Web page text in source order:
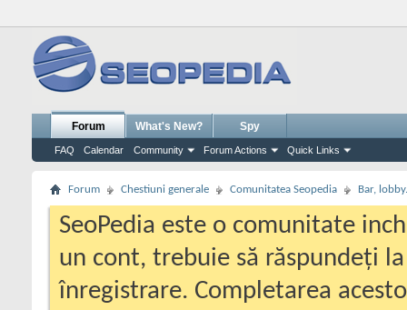
Forum
FAQ Calendar Community Forum Actions Quick Links
What's New? Spy
Forum Chestiuni generale Comunitatea Seopedia Bar,
SeoPedia este o comunitate
un cont, trebuie să răspundeți
înregistrare. Completarea